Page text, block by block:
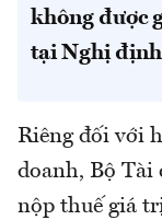
không được
tại Nghị định
Riêng đối với
doanh, Bộ Tài
nộp thuế giá